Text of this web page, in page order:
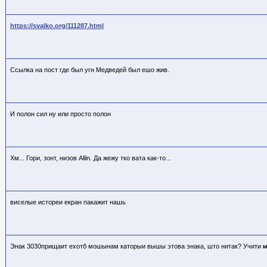
https://svalko.org/111287.html
Ссылка на пост где был угн Медведей был ешо жив.
И полон сил ну или просто полон
Хм... Гори, зонт, низов Allin. Да жежу тко вата как-то...
виселые истореи екран пакажит нашь
Энак 3030прищаит ехотб мошынам каторыи вышы этова энака, што нитак? Учити